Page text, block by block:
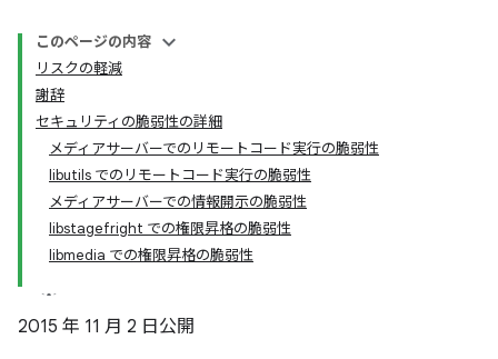
このページの内容
リスクの軽減
謝辞
セキュリティの脆弱性の詳細
メディアサーバーでのリモートコード実行の脆弱性
libutils でのリモートコード実行の脆弱性
メディアサーバーでの情報開示の脆弱性
libstagefright での権限昇格の脆弱性
libmedia での権限昇格の脆弱性
2015 年 11 月 2 日公開